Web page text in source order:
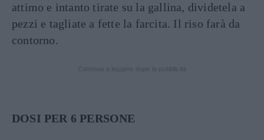
attimo e intanto tirate su la gallina, dividetela a
pezzi e tagliate a fette la farcita. Il riso farà da
contorno.
DOSI PER 6 PERSONE